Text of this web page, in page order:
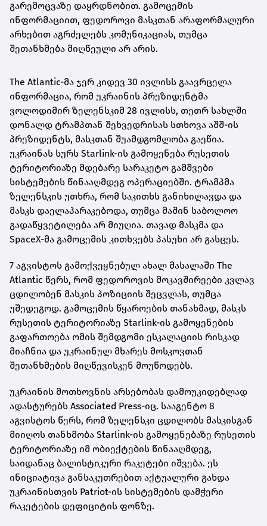
გარემოცვაზე დაყრდნობით. გამოცემის
ინფორმაციით, ფედოროვი მასკთან არაფორმალური
არხებით აგრძელებს კომუნიკაციას, თუმცა
შეთანხმება მიღწეული არ არის.
The Atlantic-მა ჯერ კიდევ 30 ივლისს გაავრცელა
ინფორმაცია, რომ უკრაინის პრეზიდენტმა
ვოლოდიმირ ზელენსკიმ 28 ივლისს, თეთრ სახლში
დონალდ ტრამპთან შეხვედრისას სთხოვა აშშ-ის
პრეზიდენტს, მასკთან შუამდგომლობა გაეწია.
უკრაინას სურს Starlink-ის გამოყენება რუსეთის
ტერიტორიაზე მდებარე სარაკეტო გამშვები
სისტემების წინააღმდეგ ოპერაციებში. ტრამპმა
ზელენსკის უთხრა, რომ საკითხს განიხილავდა და
მასკს დაელაპარაკებოდა, თუმცა მაშინ საბოლოო
გადაწყვეტილება არ მიუღია. თავად მასკმა და
SpaceX-მა გამოცემის კითხვებს პასუხი არ გასცეს.
7 აგვისტოს გამოქვეყნებულ ახალ მასალაში The
Atlantic წერს, რომ ფედოროვის მოკავშირეები კვლავ
ცდილობენ მასკის პოზიციის შეცვლას, თუმცა
უშედეგოდ. გამოცემის წყაროების თანახმად, მასკს
რუსეთის ტერიტორიაზე Starlink-ის გამოყენების
გაფართოება ომის შემდგომი ესკალაციის რისკად
მიაჩნია და უკრაინულ მხარეს მოსკოვთან
შეთანხმების მიღწევისკენ მოუწოდებს.
უკრაინის მოთხოვნის არსებობას დამოუკიდებლად
ადასტურებს Associated Press-იც. სააგენტო 8
აგვისტოს წერს, რომ ზელენსკი ცდილობს მასკისგან
მიიღოს თანხმობა Starlink-ის გამოყენებაზე რუსეთის
ტერიტორიაზე იმ ობიექტების წინააღმდეგ,
საიდანაც ბალისტიკური რაკეტები იშვება. ეს
ინიციატივა განსაკუთრებით აქტუალური გახდა
უკრაინისთვის Patriot-ის სისტემების დამჭერი
რაკეტების დეფიციტის ფონზე.